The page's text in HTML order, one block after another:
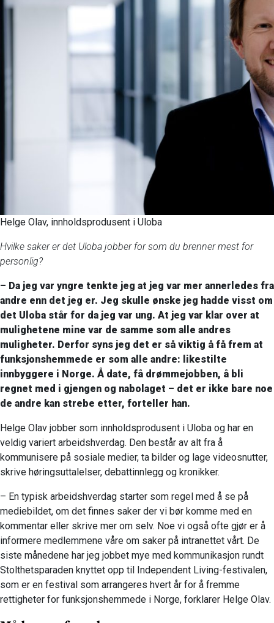
Helge Olav, innholdsprodusent i Uloba
Hvilke saker er det Uloba jobber for som du brenner mest for
personlig?
– Da jeg var yngre tenkte jeg at jeg var mer annerledes fra
andre enn det jeg er. Jeg skulle ønske jeg hadde visst om
det Uloba står for da jeg var ung. At jeg var klar over at
mulighetene mine var de samme som alle andres
muligheter. Derfor syns jeg det er så viktig å få frem at
funksjonshemmede er som alle andre: likestilte
innbyggere i Norge. Å date, få drømmejobben, å bli
regnet med i gjengen og nabolaget – det er ikke bare noe
de andre kan strebe etter, forteller han.
Helge Olav jobber som innholdsprodusent i Uloba og har en
veldig variert arbeidshverdag. Den består av alt fra å
kommunisere på sosiale medier, ta bilder og lage videosnutter,
skrive høringsuttalelser, debattinnlegg og kronikker.
– En typisk arbeidshverdag starter som regel med å se på
mediebildet, om det finnes saker der vi bør komme med en
kommentar eller skrive mer om selv. Noe vi også ofte gjør er å
informere medlemmene våre om saker på intranettet vårt. De
siste månedene har jeg jobbet mye med kommunikasjon rundt
Stolthetsparaden knyttet opp til Independent Living-festivalen,
som er en festival som arrangeres hvert år for å fremme
rettigheter for funksjonshemmede i Norge, forklarer Helge Olav.